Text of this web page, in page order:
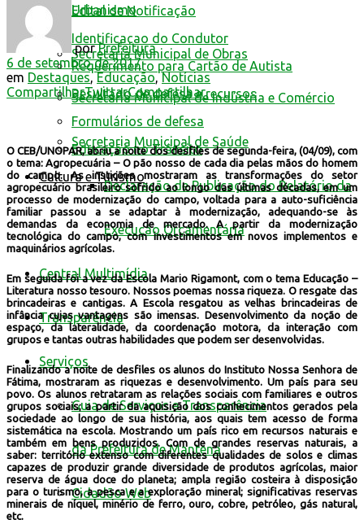
Edital de Notificação
Identificacao do Condutor
Requerimento para Cartão de Autista
Resultado de defesa e recursos
Formulários de defesa
Educação no Trânsito
Cultura e Turismo
Urbanismo
Secretaria Municipal de Obras
Secretaria Municipal de Indústria e Comércio
Secretaria Municipal de Saúde
Declaração de Publicação do Relatório da
Execução Orçamentária
Central Multimídia
Transparência
Serviços
Guia de Serviços e Transparência
da Prefeitura de Mantena
Cidadão Web
por Prefeitura
6 de setembro de 2017
em Destaques,Educação,Notícias
CompartilharTwittarCompartilhar
O CEB/UNOPAR, abriu a noite dos desfiles de segunda-feira, (04/09), com
o tema: Agropecuária – O pão nosso de cada dia pelas mãos do homem
do campo. As instições mostraram as transformações do setor
agropecuário brasileiro sofrido ao longo das últimas décadas, em um
processo de modernização do campo, voltada para a auto-suficiência
familiar passou a se adaptar à modernização, adequando-se às
demandas da economia de mercado. A partir da modernização
tecnológica do campo, com investimentos em novos implementos e
maquinários agrícolas.
Em seguida foi a vez da Escola Mario Rigamont, com o tema Educação –
Literatura nosso tesouro. Nossos poemas nossa riqueza. O resgate das
brincadeiras e cantigas. A Escola resgatou as velhas brincadeiras de
infância cujas vantagens são imensas. Desenvolvimento da noção de
espaço, da lateralidade, da coordenação motora, da interação com
grupos e tantas outras habilidades que podem ser desenvolvidas.
Finalizando a noite de desfiles os alunos do Instituto Nossa Senhora de
Fátima, mostraram as riquezas e desenvolvimento. Um país para seu
povo. Os alunos retrataram as relações sociais com familiares e outros
grupos sociais; a partir da aquisição dos conhecimentos gerados pela
sociedade ao longo de sua história, aos quais tem acesso de forma
sistemática na escola. Mostrando um país rico em recursos naturais e
também em bens produzidos. Com de grandes reservas naturais, a
saber: território extenso com diferentes qualidades de solos e climas
capazes de produzir grande diversidade de produtos agrícolas, maior
reserva de água doce do planeta; ampla região costeira à disposição
para o turismo, a pesca e a exploração mineral; significativas reservas
minerais de níquel, minério de ferro, ouro, cobre, petróleo, gás natural,
etc.